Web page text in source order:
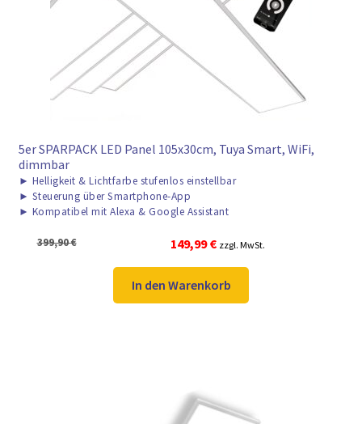
► ZAHLARTEN
► VERSANDARTEN
5er SPARPACK LED Panel 105x30cm, Tuya Smart, WiFi,
dimmbar
► Helligkeit & Lichtfarbe stufenlos einstellbar
► Steuerung über Smartphone-App
► Kompatibel mit Alexa & Google Assistant
399,90€
Ursprünglicher
Preis
war:
399,90 €
149,99€Aktueller
Preis
ist:
149,99 €.
zzgl. MwSt.
In den Warenkorb